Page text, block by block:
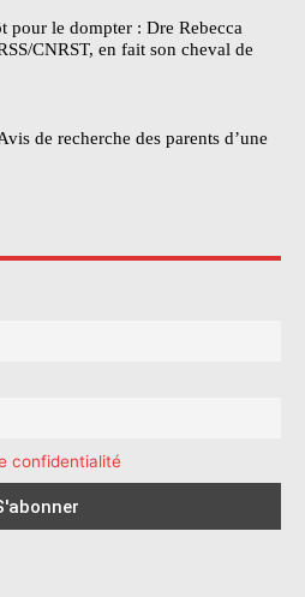
pour le dompter : Dre Rebecca
CNRST, en fait son cheval de
de recherche des parents d’une
confidentialité